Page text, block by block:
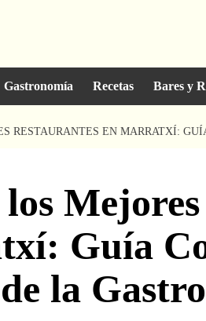
Gastronomía Recetas Bares y
RESTAURANTES EN MARRATXÍ:
Guía
la